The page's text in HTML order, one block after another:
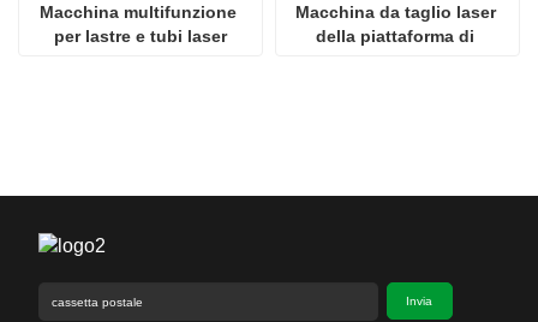
Macchina multifunzione
per lastre e tubi laser
Macchina da taglio laser
della piattaforma di
Invia